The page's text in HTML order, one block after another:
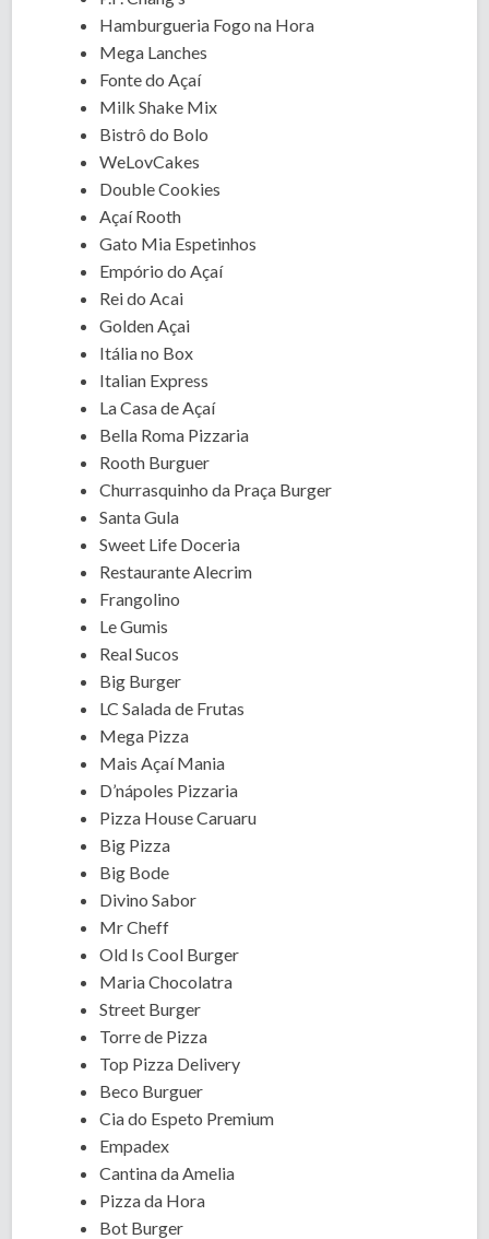
Hamburgueria Fogo na Hora
Mega Lanches
Fonte do Açaí
Milk Shake Mix
Bistrô do Bolo
WeLovCakes
Double Cookies
Açaí Rooth
Gato Mia Espetinhos
Empório do Açaí
Rei do Acai
Golden Açai
Itália no Box
Italian Express
La Casa de Açaí
Bella Roma Pizzaria
Rooth Burguer
Churrasquinho da Praça Burger
Santa Gula
Sweet Life Doceria
Restaurante Alecrim
Frangolino
Le Gumis
Real Sucos
Big Burger
LC Salada de Frutas
Mega Pizza
Mais Açaí Mania
D’nápoles Pizzaria
Pizza House Caruaru
Big Pizza
Big Bode
Divino Sabor
Mr Cheff
Old Is Cool Burger
Maria Chocolatra
Street Burger
Torre de Pizza
Top Pizza Delivery
Beco Burguer
Cia do Espeto Premium
Empadex
Cantina da Amelia
Pizza da Hora
Bot Burger